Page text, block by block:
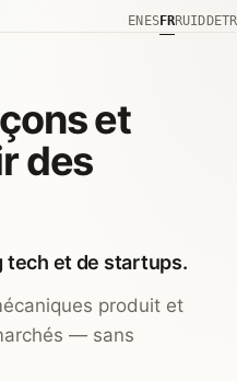
EN ESFRRUID DETR
et
des
tech et de startups.
produit et
— sans